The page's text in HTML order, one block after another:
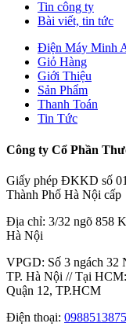
Tin công ty
Bài viết, tin tức
Điện Máy Minh
Giỏ Hàng
Giới Thiệu
Sản Phẩm
Thanh Toán
Tin Tức
Công ty Cổ Phần
Giấy phép ĐKKD số
Thành Phố Hà Nội cấp
Địa chỉ: 3/32 ngõ 858
Hà Nội
VPGD: Số 3 ngách 32
TP. Hà Nội // Tại
Quận 12, TP.HCM
Điện thoại: 0988513875